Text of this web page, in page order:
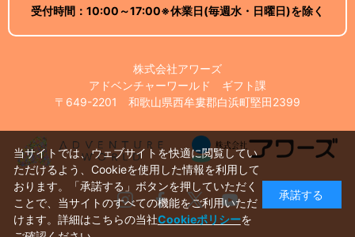
受付時間： 10:00～17:00※休業日(毎週水・日曜日)を除く
株式会社アワーズ
アドベンチャーワールド ギフト課
〒649-2201 和歌山県西牟婁郡白浜町堅田2399
InstagramFacebook
X Youtube
当サイトでは、ウェブサイトを快適に閲覧してい
ただけるよう、Cookieを使用した情報を利用して
おります。「承諾する」ボタンを押していただく
ことで、当サイトのすべての機能をご利用いただ
けます。詳細はこちらの当社Cookieポリシーを
承諾する